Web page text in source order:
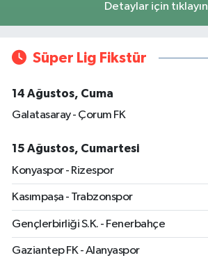
Detaylar için tıklayın
Süper Lig Fikstür
14 Ağustos, Cuma
Galatasaray - Çorum FK
15 Ağustos, Cumartesi
Konyaspor - Rizespor
Kasımpaşa - Trabzonspor
Gençlerbirliği S.K. - Fenerbahçe
Gaziantep FK - Alanyaspor